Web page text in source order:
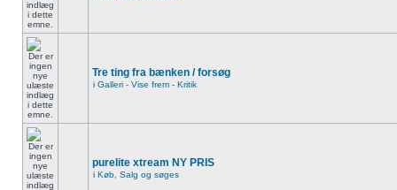
Tre ting fra bænken / forsøg
i Galleri - Vise frem - Kritik
purelite xtream NY PRIS
i Køb, Salg og søges